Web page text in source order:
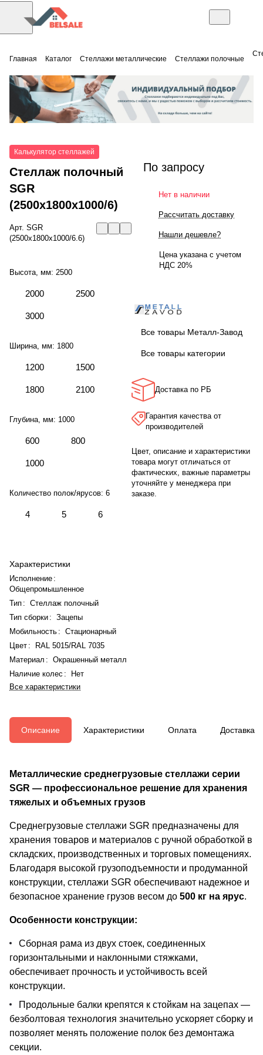
Главная Каталог Стеллажи металлические Стеллажи полочные
Калькулятор стеллажей
Стеллаж полочный
SGR
(2500x1800x1000/6)
Арт. SGR
(2500x1800x1000/6.6)
Высота, мм: 2500
2000 2500
3000
Ширина, мм: 1800
1200 1500
1800 2100
Глубина, мм: 1000
600 800
1000
Количество полок/ярусов: 6
4 5 6
Характеристики
Исполнение :
Общепромышленное
Тип : Стеллаж полочный
Тип сборки: Зацепы
Мобильность : Стационарный
Цвет :
RAL 5015/RAL 7035
Материал : Окрашенный металл
Наличие колес :
Нет
Все характеристики
По запросу
Нет в наличии
Рассчитать доставку
Нашли дешевле?
Цена указана с учетом
НДС 20%
Все товары Металл-Завод
Все товары категории
Доставка по РБ
Гарантия качества от
производителей
Цвет, описание и характеристики
товара могут отличаться от
фактических, важные параметры
уточняйте у менеджера при
заказе.
Описание Характеристики Оплата Доставка
Металлические среднегрузовые стеллажи серии
SGR — профессиональное решение для хранения
тяжелых и объемных грузов
Среднегрузовые стеллажи SGR предназначены для
хранения товаров и материалов с ручной обработкой в
складских, производственных и торговых помещениях.
Благодаря высокой грузоподъемности и продуманной
конструкции, стеллажи SGR обеспечивают надежное и
безопасное хранение грузов весом до 500 кг на ярус.
Особенности конструкции:
Сборная рама из двух стоек, соединенных
горизонтальными и наклонными стяжками,
обеспечивает прочность и устойчивость всей
конструкции.
Продольные балки крепятся к стойкам на зацепах —
безболтовая технология значительно ускоряет сборку и
позволяет менять положение полок без демонтажа
секции.